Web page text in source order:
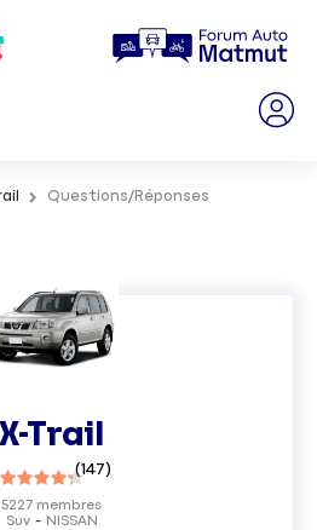
Questions/Réponses
X-Trail
(147)
Suv NISSAN
5227membres